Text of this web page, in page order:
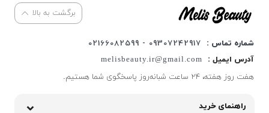
برگشت به بالا
شماره تماس :
09307242917 - 02166082599
آدرس ایمیل :
melisbeauty.ir@gmail.com
هفت روز هفته، ۲۴ ساعت شبانه‌روز پاسخگوی شما هستیم.
راهنمای خرید